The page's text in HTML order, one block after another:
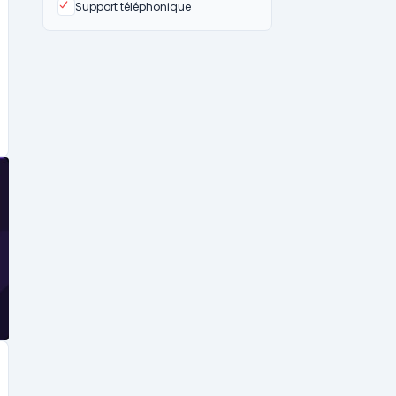
Support téléphonique
Oui